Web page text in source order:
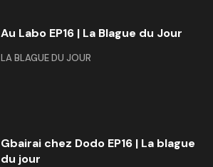
Au Labo EP16 | La Blague du Jour
LA BLAGUE DU JOUR
Gbairai chez Dodo EP16 | La blague
du jour